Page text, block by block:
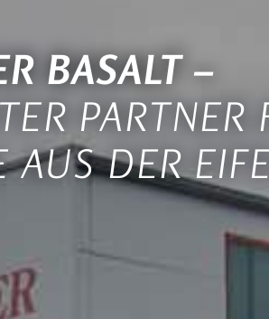
BASALT –
PARTNER
AUS DER